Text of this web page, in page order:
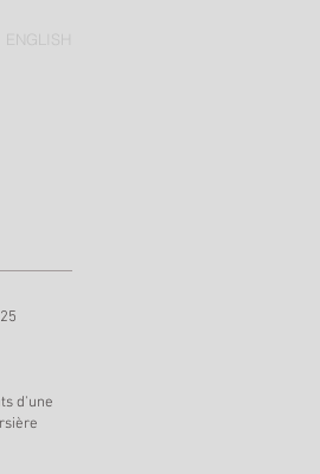
ENGLISH
d'une